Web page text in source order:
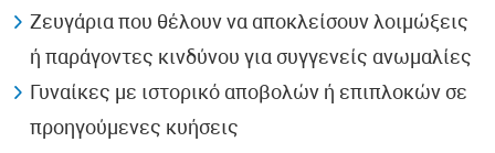
Ζευγάρια που θέλουν να αποκλείσουν λοιμώξεις
ή παράγοντες κινδύνου για συγγενείς ανωμαλίες
Γυναίκες με ιστορικό αποβολών ή επιπλοκών σε
προηγούμενες κυήσεις